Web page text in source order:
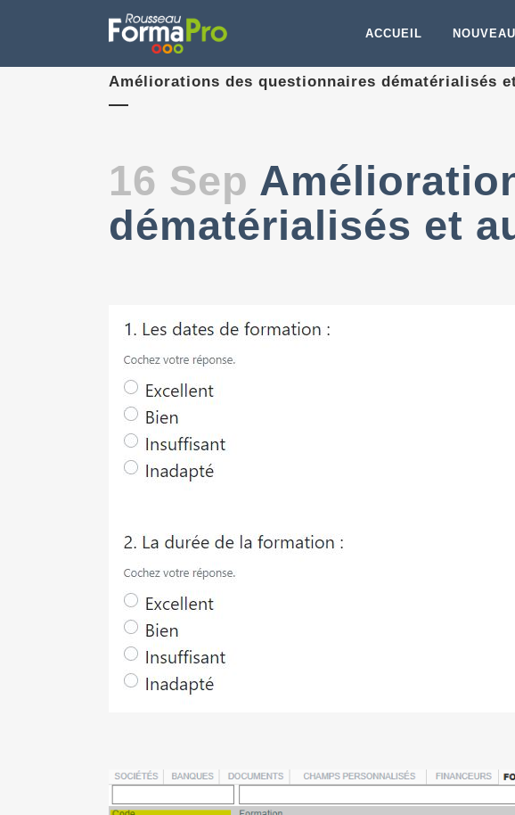
ACCUEIL
Améliorations des questionnaires dématérialisés
16 Sep
dématérialisés et